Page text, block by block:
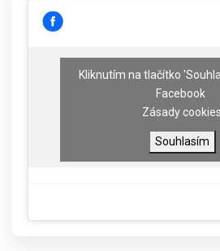
Kliknutím na tlačítko
Facebook
Zásady cookies
Souhlasím